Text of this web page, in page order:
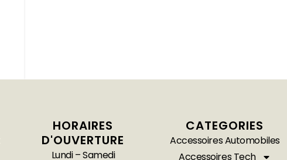
HORAIRES
D'OUVERTURE
Lundi – Samedi
CATEGORIES
Accessoires Automobiles
Accessoires Tech